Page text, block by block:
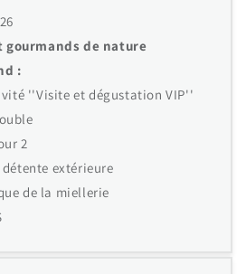
gourmands de nature
:
''Visite et dégustation VIP''
2
extérieure
de la miellerie